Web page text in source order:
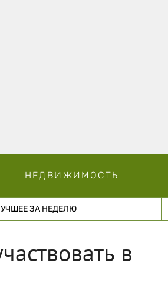
НЕДВИЖИМОСТЬ
ЗА НЕДЕЛЮ
в